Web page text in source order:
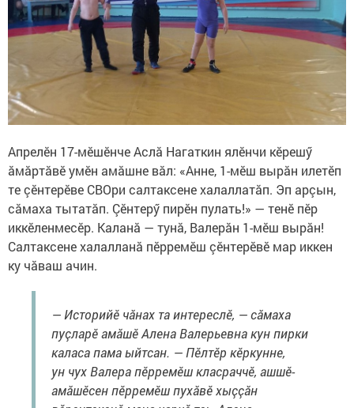
Апрелӗн 17-мӗшӗнче Аслă Нагаткин ялӗнчи кӗрешӳ
ăмăртăвӗ умӗн амăшне вăл: «Анне, 1-мӗш вырăн илетӗп
те çӗнтерӗве СВОри салтаксене халаллатăп. Эп арçын,
сăмаха тытатăп. Çӗнтерӳ пирӗн пулать!» — тенӗ пӗр
иккӗленмесӗр. Каланă — тунă, Валерăн 1-мӗш вырăн!
Салтаксене халалланă пӗрремӗш çӗнтерӗвӗ мар иккен
ку чăваш ачин.
— Историйӗ чăнах та интереслӗ, — сăмаха
пуçларӗ амăшӗ Алена Валерьевна кун пирки
каласа пама ыйтсан. — Пӗлтӗр кӗркунне,
ун чух Валера пӗрремӗш класраччӗ, ашшӗ-
амăшӗсен пӗрремӗш пухăвӗ хыççăн